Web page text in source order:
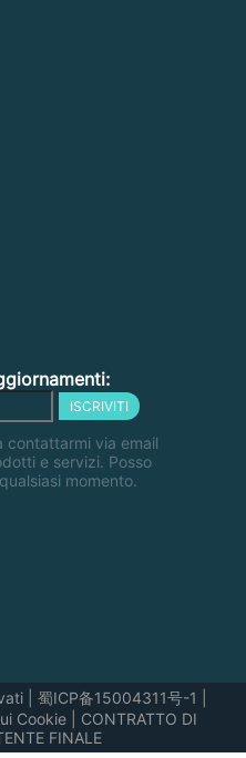
ISCRIVITI
contattarmi via email
e servizi. Posso
momento.
|蜀ICP备15004311号-1
Cookie| CONTRATTO DI
FINALE